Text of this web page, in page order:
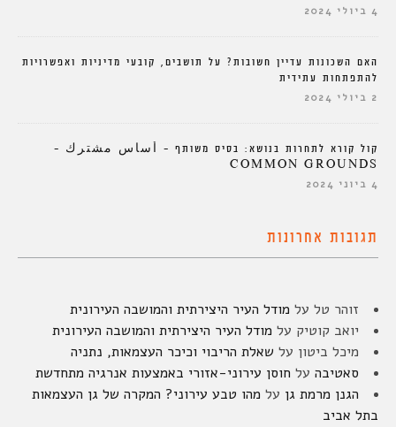
4 ביולי 2024
האם השכונות עדיין חשובות? על תושבים, קובעי מדיניות ואפשרויות
להתפתחות עתידית
2 ביולי 2024
קול קורא לתחרות בנושא: בסיס משותף – أساس مشترك –
COMMON GROUNDS
4 ביוני 2024
תגובות אחרונות
זוהר טל על מודל העיר היצירתית והמושבה העירונית
יואב קוטיק על מודל העיר היצירתית והמושבה העירונית
מיכל ביטון על שאלת הריבוי וכיכר העצמאות, נתניה
סאטיבה על חוסן עירוני-אזורי באמצעות אנרגיה מתחדשת
הגנן מרמת גן על מהו טבע עירוני? המקרה של גן העצמאות
בתל אביב